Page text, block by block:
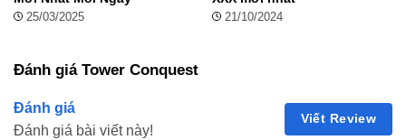
25/03/2025 21/10/2024
Đánh giá Tower Conquest
Đánh giá
Đánh giá bài viết này!
Viết Review